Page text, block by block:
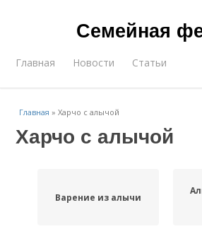
Семейная
Главная Новости Статьи
Главная »Харчо с алычой
Харчо с алычой
Варение из алычи